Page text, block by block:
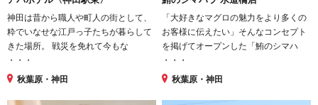
神田は昔から職人や町人の街として、
粋でいなせな江戸っ子たちが暮らして
きた場所。 戦災を免れて今もな
・・・
秋葉原・神田
「大好きなマグロの魅力をより多くの
お客様に伝えたい」そんなコンセプト
を掲げてオープンした「鮪のシマハ
・・・
秋葉原・神田